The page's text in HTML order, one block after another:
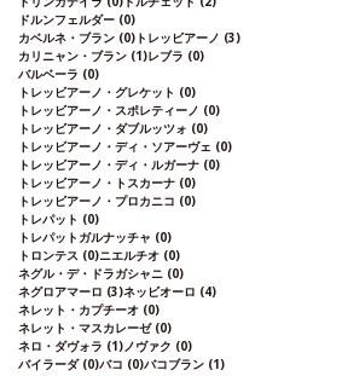
ドルンフェルダー (0)
カベルネ・ブラン (0)トレッビアーノ (3)
カリニャン・ブラン (1)レブラ (0)
バルベーラ (0)
トレッビアーノ・グレケット (0)
トレッビアーノ・スポレティーノ (0)
トレッビアーノ・ダブルッツォ (0)
トレッビアーノ・ディ・ソアーヴェ (0)
トレッビアーノ・ディ・ルガーナ (0)
トレッビアーノ・トスカーナ (0)
トレッビアーノ・プロカニコ (0)
トレパット (0)
トレパットガルナッチャ (0)
トロンテス (0)ニエルチオ (0)
ネグル・デ・ドラガシャニ (0)
ネグロアマーロ (3)ネッビオーロ (4)
ネレット・カプチーオ (0)
ネレット・マスカレーゼ (0)
ネロ・ダヴォラ (1)ノヴァク (0)
バイラーダ (0)バコ (0)バコブラン (1)